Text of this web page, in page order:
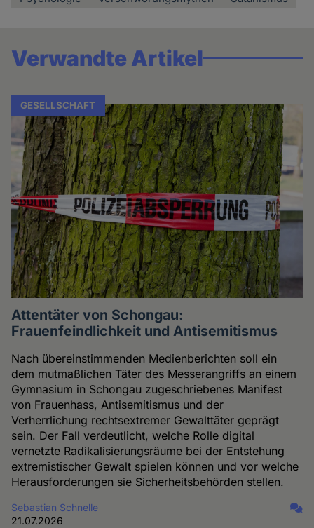
Verwandte Artikel
GESELLSCHAFT
Attentäter von Schongau:
Frauenfeindlichkeit und Antisemitismus
Nach übereinstimmenden Medienberichten soll ein
dem mutmaßlichen Täter des Messerangriffs an einem
Gymnasium in Schongau zugeschriebenes Manifest
von Frauenhass, Antisemitismus und der
Verherrlichung rechtsextremer Gewalttäter geprägt
sein. Der Fall verdeutlicht, welche Rolle digital
vernetzte Radikalisierungsräume bei der Entstehung
extremistischer Gewalt spielen können und vor welche
Herausforderungen sie Sicherheitsbehörden stellen.
Sebastian Schnelle
21.07.2026